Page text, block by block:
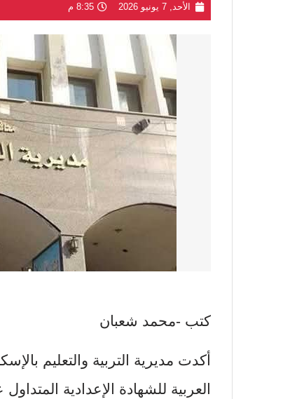
الأحد, 7 يونيو 2026 8:35 م
كتب -محمد شعبان
أكدت مديرية التربية والتعليم
العربية للشهادة الإعدادية